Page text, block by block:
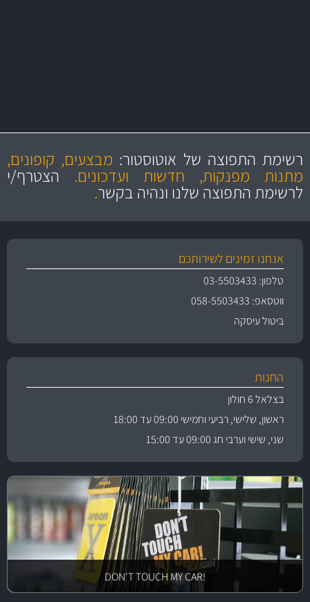
מקצועיות
ושירות מצויין
מחירים
הוגנים
והיצע מוצרים איכותירשימת התפוצה של אוטוסטור: מבצעים, קופונים,
מתנות מפנקות, חדשות ועדכונים.הצטרף/י
לרשימת התפוצה שלנו ונהיה בקשר.
אנחנו זמינים לשירותכם
טלפון: 03-5503433
ווטסאפ: 058-5503433
ביטול עיסקה
החנות
בצלאל 6 חולון
ראשון, שלישי, רביעי וחמישי 09:00 עד 18:00
שני, שישי וערבי חג 09:00 עד 15:00
!DON'T TOUCH MY CAR